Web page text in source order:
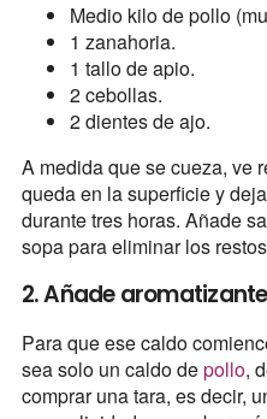
Medio kilo de pollo
1 zanahoria.
1 tallo de apio.
2 cebollas.
2 dientes de ajo.
A medida que se cueza, ve
queda en la superficie y
durante tres horas. Añade
sopa para eliminar los
2. Añade
Para que ese caldo
sea solo un caldo depollo,
comprar una tara, es decir,